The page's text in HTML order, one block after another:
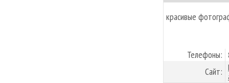
красивые
Телефоны:
Сайт: